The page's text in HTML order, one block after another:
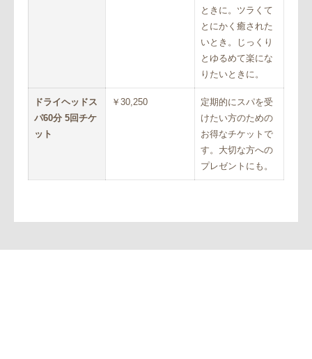
ときに。ツラくて
とにかく癒された
いとき。じっくり
とゆるめて楽にな
りたいときに。
ドライヘッドス
パ60分 5回チケ
ット
￥30,250
定期的にスパを受
けたい方のための
お得なチケットで
す。大切な方への
プレゼントにも。